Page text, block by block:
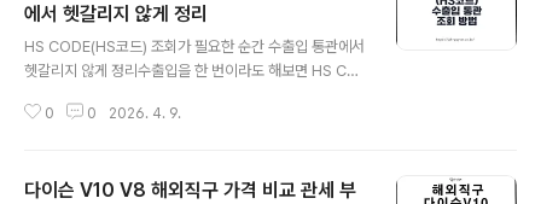
트북은조건을 충족하면 국내에서 국제보증 서비스를 받을
수 있습니다.하지만 해외 리퍼비쉬 제품은 국제보증이 제
외되고,부품이 없거나 국내에 출시되지 않은 구조라면유상
수리조차 지연되거나 불가능할 수 있습니다.해외직구 제품
이라고 모두 무상수리되는 것은 아닙니다.정상 신제품인
에서 헷갈리지 않게 정리
HS CODE(HS코드) 조회가 필요한 순간 수출입 통관에서
헷갈리지 않게 정리수출입을 한 번이라도 해보면 HS CO
유통되는 품목 이름은 끝이 없고, 나라마다 부르는 표현도
S CODE(HS코드)입니다.[IT 리뷰/해외 직구] - 해외여행
0 0 2026. 4. 9.
다이슨 V10 V8 해외직구 가격 비교 관세 부